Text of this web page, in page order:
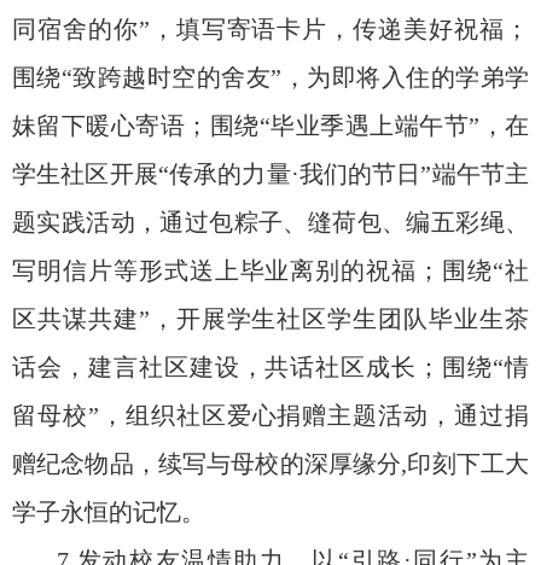
同宿舍的你”，填写寄语卡片，传递美好祝福；
围绕“致跨越时空的舍友”，为即将入住的学弟学
妹留下暖心寄语；围绕“毕业季遇上端午节”，在
学生社区开展“传承的力量·我们的节日”端午节主
题实践活动，通过包粽子、缝荷包、编五彩绳、
写明信片等形式送上毕业离别的祝福；围绕“社
区共谋共建”，开展学生社区学生团队毕业生茶
话会，建言社区建设，共话社区成长；围绕“情
留母校”，组织社区爱心捐赠主题活动，通过捐
赠纪念物品，续写与母校的深厚缘分,印刻下工大
学子永恒的记忆。